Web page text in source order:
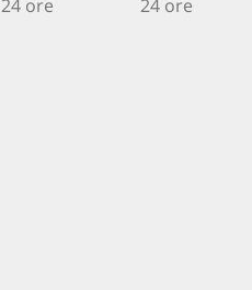
24 ore 24 ore